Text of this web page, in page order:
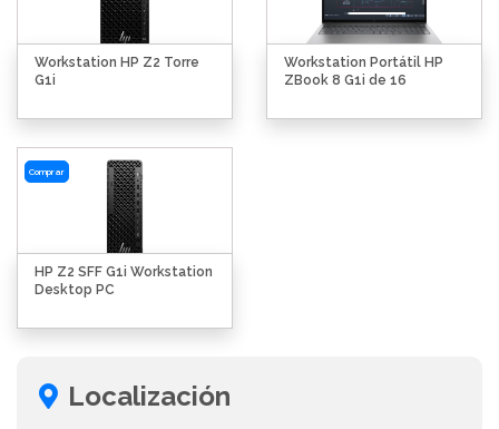
Workstation HP Z2 Torre
G1i
Workstation Portátil HP
ZBook 8 G1i de 16
Comprar
HP Z2 SFF G1i Workstation
Desktop PC
Localización